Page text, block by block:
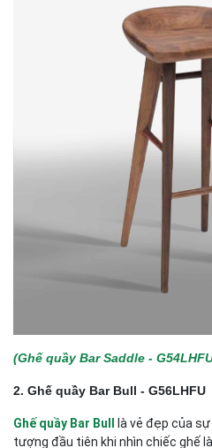
(Ghế quầy Bar Saddle -
2. Ghế quầy Bar Bull - G56LHFU
Ghế quầy Bar Bull
là vẻ đẹp của
tượng đầu tiên khi nhìn chiếc ghế